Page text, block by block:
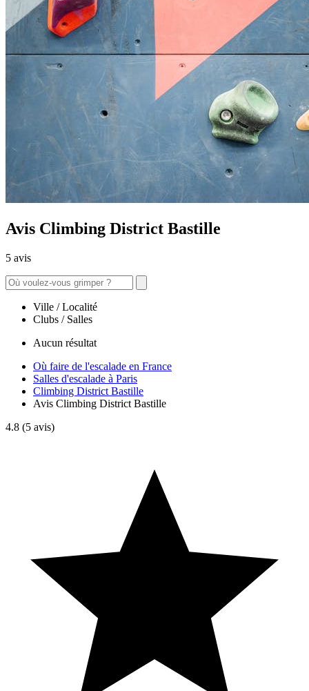
Avis Climbing District Bastille
5 avis
Ville / Localité
Clubs / Salles
Aucun résultat
Où faire de l'escalade en France
Salles d'escalade à Paris
Climbing District Bastille
Avis Climbing District Bastille
4.8 (5 avis)